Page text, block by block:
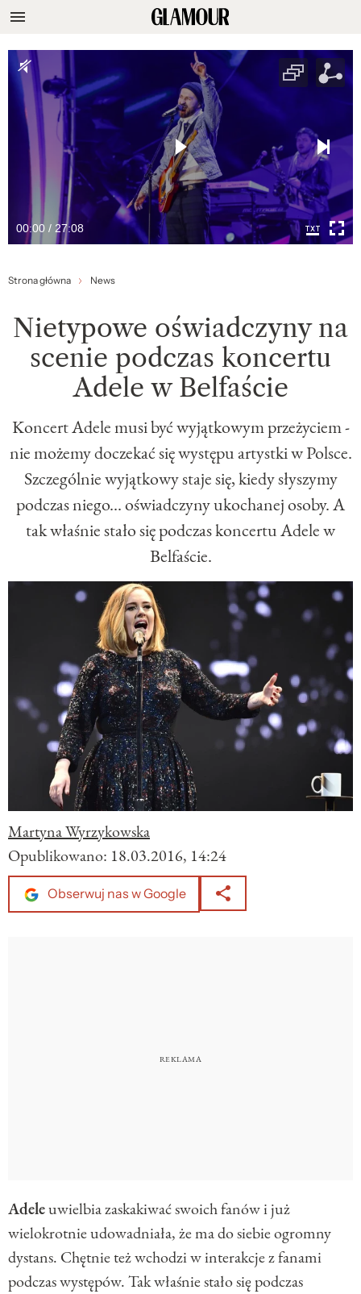
00:00 / 27:08
Strona główna News
Nietypowe oświadczyny na
scenie podczas koncertu
Adele w Belfaście
Koncert Adele musi być wyjątkowym przeżyciem -
nie możemy doczekać się występu artystki w Polsce.
Szczególnie wyjątkowy staje się, kiedy słyszymy
podczas niego... oświadczyny ukochanej osoby. A
tak właśnie stało się podczas koncertu Adele w
Belfaście.
Martyna Wyrzykowska
Opublikowano: 18.03.2016, 14:24
Obserwuj nas w Google
Adeleuwielbia zaskakiwać swoich fanów i już
wielokrotnie udowadniała, że ma do siebie ogromny
dystans. Chętnie też wchodzi w interakcje z fanami
podczas występów. Tak właśnie stało się podczas